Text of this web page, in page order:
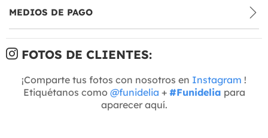
MEDIOS DE PAGO
FOTOS DE CLIENTES:
¡Comparte tus fotos con nosotros en Instagram !
Etiquétanos como @funidelia + #Funidelia para
aparecer aquí.